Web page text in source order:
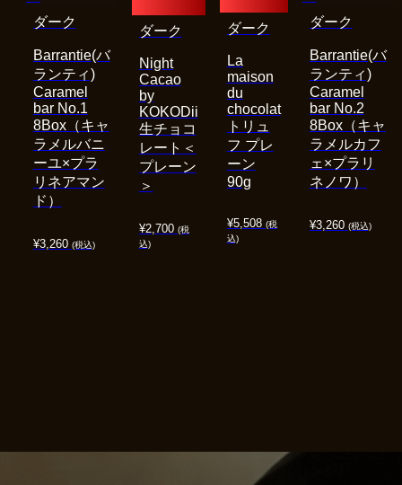
¥3,260 (税込)
Barrantie(バ
ランティ)
Caramel
bar No.1
8Box（キャ
ラメルバニ
ーユ×プラ
リネアマン
ド）
ダーク
¥2,700 (税
込)
Night
Cacao
by
KOKODii
生チョコ
レート＜
プレーン
＞
ダーク
¥5,508 (税
込)
La
maison
du
chocolat
トリュ
フ プレ
ーン
90g
ダーク
¥3,260 (税込)
Barrantie(バ
ランティ)
Caramel
bar No.2
8Box（キャ
ラメルカフ
ェ×プラリ
ネノワ）
ダーク